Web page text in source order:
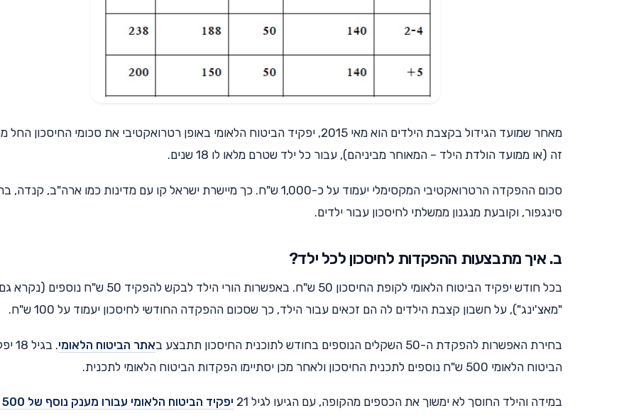
מאחר שמועד הגידול בקצבת הילדים הוא מאי 2015, יפקיד הביטוח הלאומי באופן רטרואקטיבי את סכומי החיסכון
זה (או ממועד הולדת הילד – המאוחר מביניהם), עבור כל ילד שטרם מלאו לו 18 שנים.
סכום ההפקדה הרטרואקטיבי המקסימלי יעמוד על כ-1,000 ש"ח. כך מיישרת ישראל קו עם מדינות כמו ארה"ב,
סינגפור, וקובעת מנגנון ממשלתי לחיסכון עבור ילדים.
ב. איך מתבצעות ההפקדות לחיסכון לכל ילד?
בכל חודש יפקיד הביטוח הלאומי לקופת החיסכון 50 ש"ח. באפשרות הורי הילד לבקש להפקיד 50 ש"ח נוספים (נקרא גם
"מאצ'ינג"), על חשבון קצבת הילדים לה הם זכאים עבור הילד, כך שסכום ההפקדה החודשי לחיסכון יעמוד על 100 ש"ח.
בחירת האפשרות להפקדת ה-50 השקלים הנוספים בחודש לתוכנית החיסכון תתבצע ב אתר הביטוח הלאומי
. בגיל
הביטוח הלאומי 500 ש"ח נוספים לתכנית החיסכון ולאחר מכן יסתיימו הפקדות הביטוח הלאומי לתכנית.
במידה והילד החוסך לא ימשוך את הכספים מהקופה, עם הגיעו לגיל 21 יפקיד הביטוח הלאומי עבורו מענק נוסף של 500 ש"ח